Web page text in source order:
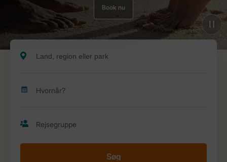
Book nu
Søg